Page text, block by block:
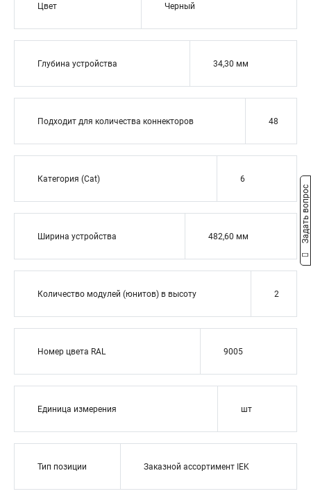
Цвет Черный
Глубина устройства 34,30 мм
Подходит для количества коннекторов 48
Категория (Cat) 6
Ширина устройства 482,60 мм
Количество модулей (юнитов) в высоту 2
Номер цвета RAL 9005
Единица измерения шт
Тип позиции Заказной ассортимент IEK
Задать вопрос